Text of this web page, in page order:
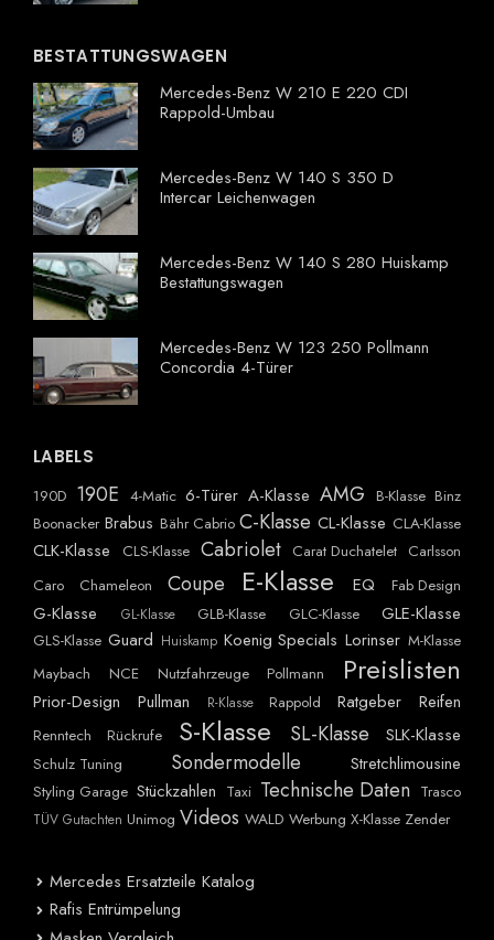
BESTATTUNGSWAGEN
Mercedes-Benz W 210 E 220 CDI
Rappold-Umbau
Mercedes-Benz W 140 S 350 D
Intercar Leichenwagen
Mercedes-Benz W 140 S 280 Huiskamp
Bestattungswagen
Mercedes-Benz W 123 250 Pollmann
Concordia 4-Türer
LABELS
190D 190E 4-Matic 6-Türer A-Klasse AMG B-Klasse Binz
Boonacker Brabus Bähr Cabrio C-Klasse CL-Klasse CLA-Klasse
CLK-Klasse CLS-Klasse Cabriolet Carat Duchatelet Carlsson
Caro
Chameleon Coupe E-Klasse EQ Fab Design
G-Klasse GL-Klasse GLB-Klasse GLC-Klasse GLE-Klasse
GLS-Klasse Guard Huiskamp Koenig Specials Lorinser M-Klasse
Maybach
NCE Nutzfahrzeuge Pollmann Preislisten
Prior-Design Pullman R-Klasse Rappold Ratgeber Reifen
Renntech Rückrufe S-Klasse SL-Klasse SLK-Klasse
Schulz Tuning Sondermodelle Stretchlimousine
Styling Garage Stückzahlen Taxi Technische Daten Trasco
TÜV Gutachten Unimog Videos WALD Werbung X-Klasse Zender
Mercedes Ersatzteile Katalog
Rafis Entrümpelung